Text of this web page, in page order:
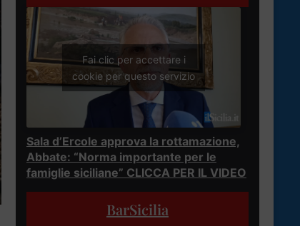
Fai clic per accettare i
cookie per questo servizio
Sala d’Ercole approva la rottamazione,
Abbate: “Norma importante per le
famiglie siciliane” CLICCA PER IL VIDEO
BarSicilia